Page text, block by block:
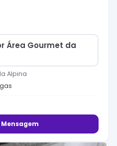
Área Gourmet da
Alpina
s